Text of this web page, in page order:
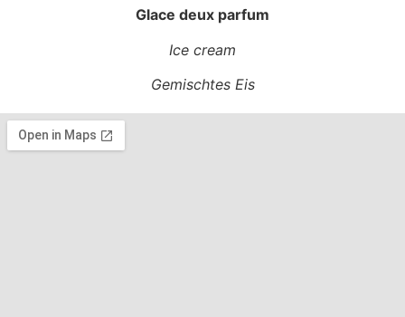
Glace deux parfum
Ice cream
Gemischtes Eis